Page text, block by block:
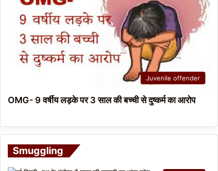
Juvenile offender
OMG- 9 वर्षीय लड़के पर 3 साल की बच्ची से दुष्कर्म का आरोप
Smuggling